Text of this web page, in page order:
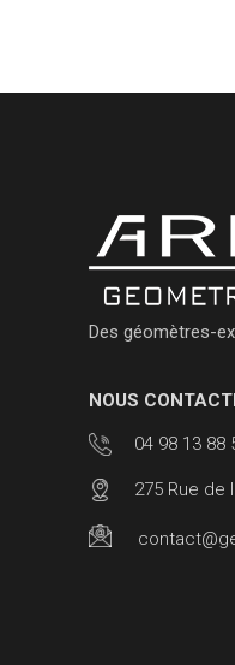
Des géomètres-
NOUS
04 98 13 88
275 Rue de